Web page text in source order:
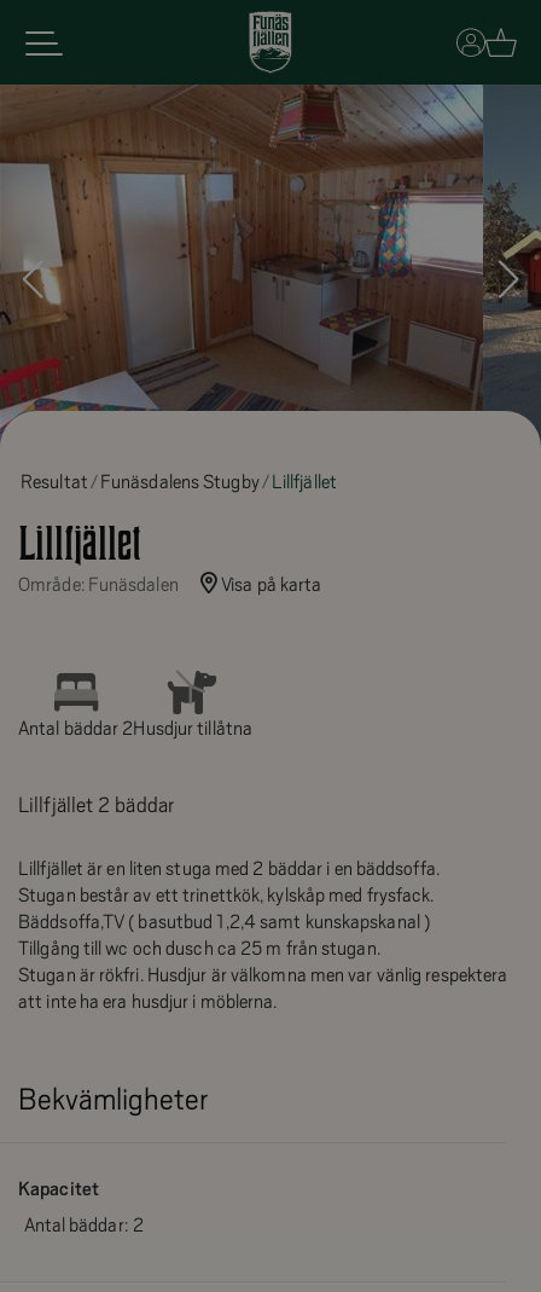
Basket
Resultat Funäsdalens Stugby Lillfjället
Lillfjället
Område: Funäsdalen Visa på karta
Antal bäddar 2Husdjur tillåtna
Lillfjället 2 bäddar
Lillfjället är en liten stuga med 2 bäddar i en bäddsoffa.
Stugan består av ett trinettkök, kylskåp med frysfack.
Bäddsoffa,TV ( basutbud 1,2,4 samt kunskapskanal )
Tillgång till wc och dusch ca 25 m från stugan.
Stugan är rökfri. Husdjur är välkomna men var vänlig respektera
att inte ha era husdjur i möblerna.
Bekvämligheter
Kapacitet
Antal bäddar: 2